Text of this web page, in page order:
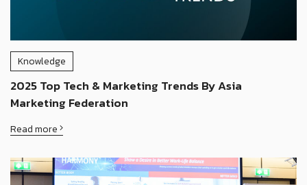
Knowledge
2025 Top Tech & Marketing Trends By Asia
Marketing Federation
Read more